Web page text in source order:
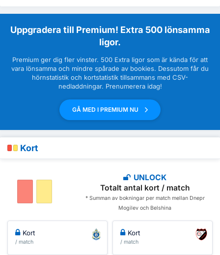
Uppgradera till Premium! Extra 500 lönsamma
ligor.
Premium ger dig fler vinster. 500 Extra ligor som är kända för att
vara lönsamma och mindre spårade av bookies. Dessutom får du
hörnstatistik och kortstatistik tillsammans med CSV-
nedladdningar. Prenumerera idag!
GÅ MED I PREMIUM NU
Kort
UNLOCK
Totalt antal kort / match
* Summan av bokningar per match mellan Dnepr
Mogilev och Belshina
Kort
/ match
Kort
/ match